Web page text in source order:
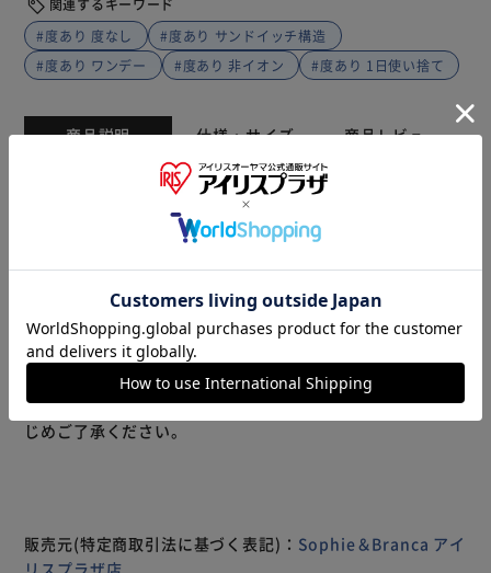
#度あり 度なし
#度あり サンドイッチ構造
#度あり ワンデー
#度あり 非イオン #度あり 1日使い捨て
商品説明 仕様・サイズ 商品レビュー
内容量：1箱10枚入り
使用期間：1日使い捨て
度数(PWR)±0.00-10.00
●レンズ直径(DIA)：14.2mｍ,14.5mm
●ベースカーブ(BC)：8.6mm
●医療機器承認番号：22900BZX00118000
●製造元：PIA株式会社
●製造国：大韓民国
※製品は予告なく仕様を変更する場合がございます。あらか
じめご了承ください。
販売元(特定商取引法に基づく表記)： Sophie＆Branca アイ